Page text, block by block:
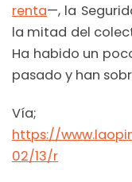
renta—, la
la mitad del
Ha habido un
pasado y han
Vía;
https://
02/13/r